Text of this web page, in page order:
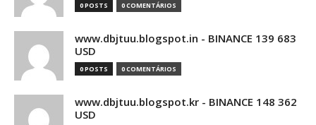
0 POSTS 0 COMENTÁRIOS
www.dbjtuu.blogspot.in - BINANCE 139 683
USD
0 POSTS 0 COMENTÁRIOS
www.dbjtuu.blogspot.kr - BINANCE 148 362
USD